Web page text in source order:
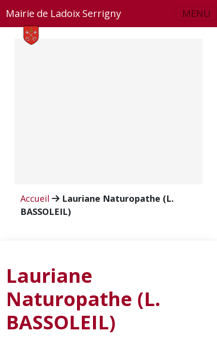
Mairie de Ladoix Serrigny MENU
Accueil
Lauriane Naturopathe (L.
BASSOLEIL)
Lauriane
Naturopathe (L.
BASSOLEIL)